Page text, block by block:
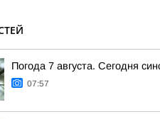
Погода 7 августа. Сегодня
07:57